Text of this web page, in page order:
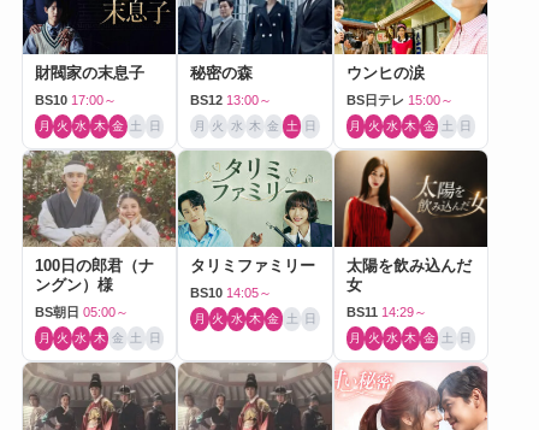
財閥家の末息子
BS10 17:00～
月 火 水 木 金 土 日
秘密の森
BS12 13:00～
月 火 水 木 金 土 日
ウンヒの涙
BS日テレ 15:00～
月 火 水 木 金 土 日
100日の郎君（ナ
ングン）様
BS朝日 05:00～
月 火 水 木 金 土 日
タリミファミリー
BS10 14:05～
月 火 水 木 金 土 日
太陽を飲み込んだ
女
BS11 14:29～
月 火 水 木 金 土 日